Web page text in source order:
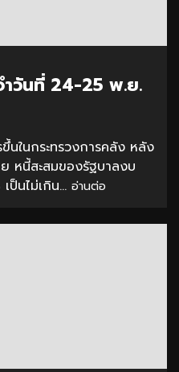
ำวันที่ 24-25 พ.ย.
ขึ้นในกระทรวงการคลัง หลัง
หนี้สะสมของรัฐบาลงบ
ป็นไม่เกิน... อ่านต่อ